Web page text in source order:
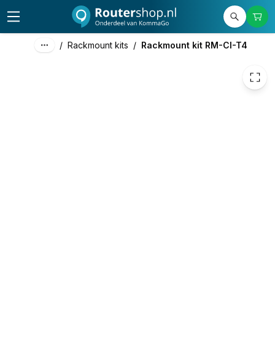
/ Rackmount kits / Rackmount kit RM-CI-T4